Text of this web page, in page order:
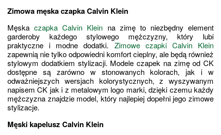
Zimowa męska czapka Calvin Klein
Męska czapka Calvin Klein na zimę to niezbędny element
garderoby każdego stylowego mężczyzny, który lubi
praktyczne i modne dodatki. Zimowe czapki Calvin Klein
zapewnią nie tylko odpowiedni komfort cieplny, ale będą również
stylowym dodatkiem stylizacji. Modele czapek na zimę od CK
dostępne są zarówno w stonowanych kolorach, jak i w
odważniejszych wersjach kolorystycznych, z wyszywanym
napisem CK jak i z metalowym logo marki, dzięki czemu każdy
mężczyzna znajdzie model, który najlepiej dopełni jego zimowe
stylizacje.
Męski kapelusz Calvin Klein